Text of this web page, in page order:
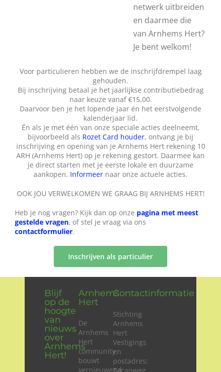
netwerk uitbreiden
en daarmee die
van Arnhems Hert?
Je bent welkom!
Voor particulieren hebben we de inschrijfdrempel laag
gehouden.
Bij inschrijving betaal je het jaarlijkse contributiebedrag
naar keuze vanaf €15,00.
Daarvoor ben je het lopende jaar én het eerstvolgende
kalenderjaar lid.
Én als je met één van onze speciale acties deelneemt,
bijvoorbeeld als Rozet Card houder, ontvang je bij
inschrijving en opening van je Arnhems Hert rekening 10
ARH (Arnhems Hert) op je rekening gestort. Daarmee kan
je direct starten met je eerste lokale en duurzame
aankopen. Informeer naar onze actuele acties.
OOK JOU VERWELKOMEN WE GRAAG BIJ ARNHEMS HERT!
Heb je nog vragen? Kijk dan op onze pagina met meest
gestelde vragen, of stel je vraag via ons
contactformulier.
Inschrijven als particulier
Blijf
op de
hoogte
van
nieuws
over
Arnhems
Hert!
Arnhems
Hert
De
Arnhems
Hert
community
bouwt
vernieuwend
Contactinformatie
Stichting
Arnhems
Hert
Vestigings
en
postadres: